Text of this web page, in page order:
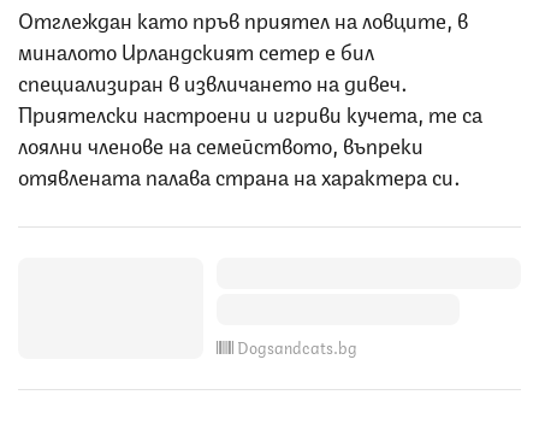
Отглеждан като пръв приятел на ловците, в
миналото Ирландският сетер е бил
специализиран в извличането на дивеч.
Приятелски настроени и игриви кучета, те са
лоялни членове на семейството, въпреки
отявлената палава страна на характера си.
Dogsandcats.bg